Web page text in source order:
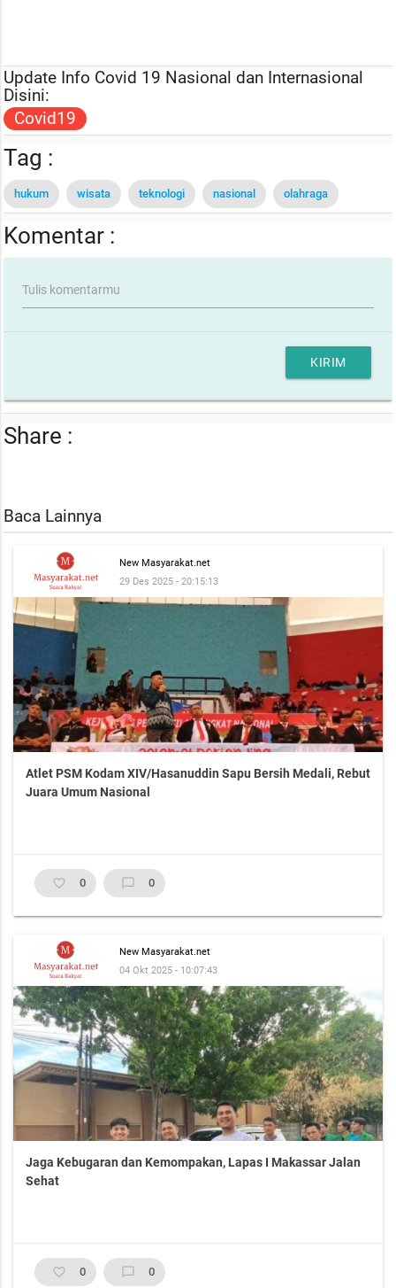
Update Info Covid 19 Nasional dan Internasional
Disini:
Covid19
Tag :
hukum wisata teknologi nasional olahraga
Komentar :
Tulis komentarmu
KIRIM
Share :
Baca Lainnya
New Masyarakat.net
29 Des 2025 - 20:15:13
Atlet PSM Kodam XIV/Hasanuddin Sapu Bersih Medali, Rebut
Juara Umum Nasional
favorite_border 0 chat_bubble_outline 0
New Masyarakat.net
04 Okt 2025 - 10:07:43
Jaga Kebugaran dan Kemompakan, Lapas I Makassar Jalan
Sehat
favorite_border 0 chat_bubble_outline 0